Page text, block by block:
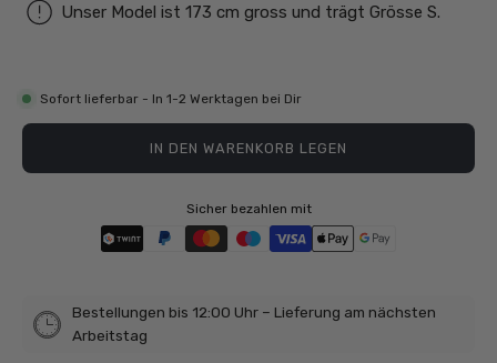
Unser Model ist 173 cm gross und trägt Grösse S.
Sofort lieferbar - In 1-2 Werktagen bei Dir
IN DEN WARENKORB LEGEN
Sicher bezahlen mit
Bestellungen bis 12:00 Uhr – Lieferung am nächsten
Arbeitstag